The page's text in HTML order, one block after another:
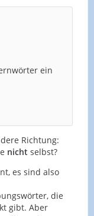
ein
Richtung:
nicht selbst?
es sind also
die
gibt. Aber